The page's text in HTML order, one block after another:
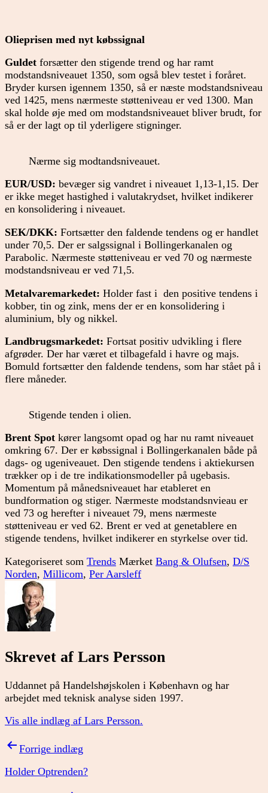
Olieprisen med nyt købssignal
Guldet forsætter den stigende trend og har ramt
modstandsniveauet 1350, som også blev testet i foråret.
Bryder kursen igennem 1350, så er næste modstandsniveau
ved 1425, mens nærmeste støtteniveau er ved 1300. Man
skal holde øje med om modstandsniveauet bliver brudt, for
så er der lagt op til yderligere stigninger.
Nærme sig modtandsniveauet.
EUR/USD: bevæger sig vandret i niveauet 1,13-1,15. Der
er ikke meget hastighed i valutakrydset, hvilket indikerer
en konsolidering i niveauet.
SEK/DKK: Fortsætter den faldende tendens og er handlet
under 70,5. Der er salgssignal i Bollingerkanalen og
Parabolic. Nærmeste støtteniveau er ved 70 og nærmeste
modstandsniveau er ved 71,5.
Metalvaremarkedet: Holder fast i den positive tendens i
kobber, tin og zink, mens der er en konsolidering i
aluminium, bly og nikkel.
Landbrugsmarkedet: Fortsat positiv udvikling i flere
afgrøder. Der har været et tilbagefald i havre og majs.
Bomuld fortsætter den faldende tendens, som har stået på i
flere måneder.
Stigende tenden i olien.
Brent Spot kører langsomt opad og har nu ramt niveauet
omkring 67. Der er købssignal i Bollingerkanalen både på
dags- og ugeniveauet. Den stigende tendens i aktiekursen
trækker op i de tre indikationsmodeller på ugebasis.
Momentum på månedsniveauet har etableret en
bundformation og stiger. Nærmeste modstandsnvieau er
ved 73 og herefter i niveauet 79, mens nærmeste
støtteniveau er ved 62. Brent er ved at genetablere en
stigende tendens, hvilket indikerer en styrkelse over tid.
Kategoriseret som Trends Mærket Bang & Olufsen, D/S
Norden, Millicom, Per Aarsleff
Skrevet af Lars Persson
Uddannet på Handelshøjskolen i København og har
arbejdet med teknisk analyse siden 1997.
Vis alle indlæg af Lars Persson.
Indlægsnavigation
Forrige indlæg
Holder Optrenden?